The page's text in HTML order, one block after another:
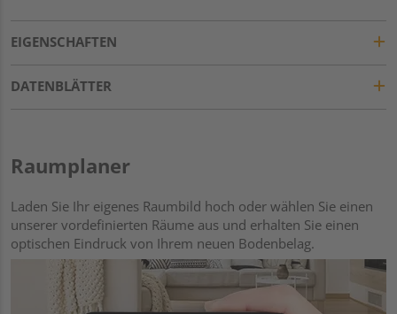
EIGENSCHAFTEN
DATENBLÄTTER
Raumplaner
Laden Sie Ihr eigenes Raumbild hoch oder wählen Sie einen
unserer vordefinierten Räume aus und erhalten Sie einen
optischen Eindruck von Ihrem neuen Bodenbelag.